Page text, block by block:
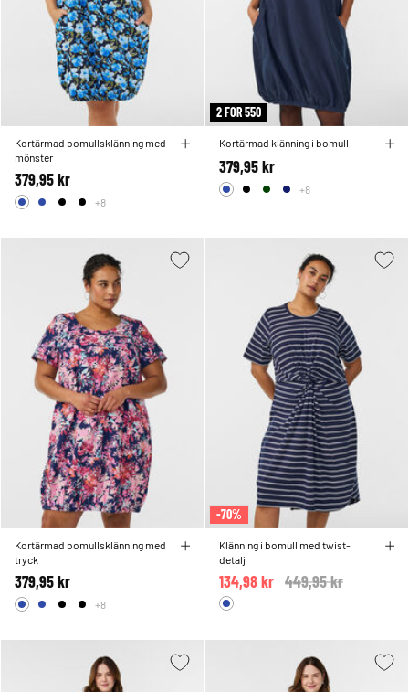
Kortärmad bomullsklänning med
mönster
379,95 kr
+8
2 FOR 550
Kortärmad klänning i bomull
379,95 kr
+8
Kortärmad bomullsklänning med
tryck
379,95 kr
+8
-70%
Klänning i bomull med twist-
detalj
Price reduced from
449,95 kr
134,98 kr